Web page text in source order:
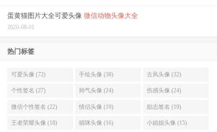
蛋黄猫图片大全可爱头像 微信动物头像大全
2020-08-01
热门标签
可爱头像 (72) 手绘头像 (38) 古风头像 (32)
个性签名 (27) 帅气头像 (24) 伤感头像 (24)
微信个性签名 (22) 情侣头像 (19) 励志签名 (19)
王者荣耀头像 (18) 猫咪头像 (16) 小姐姐头像 (15)